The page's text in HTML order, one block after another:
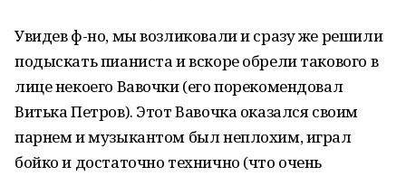
Увидев ф-но, мы возликовали и сразу же решили
подыскать пианиста и вскоре обрели такового в
лице некоего Вавочки (его порекомендовал
Витька Петров). Этот Вавочка оказался своим
парнем и музыкантом был неплохим, играл
бойко и достаточно технично (что очень